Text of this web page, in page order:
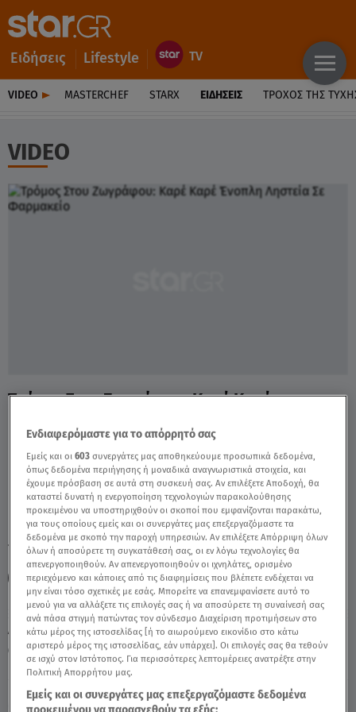
Ειδήσεις Lifestyle
VIDEO MASTERCHEF STARX ΕΙΔΉΣΕΙΣ ΤΡΟΧΌΣ ΤΗΣ
VIDEO
Δευτέρα 10 Αυγούστου 2026
25.02.25, 23:08
ΕΛΛΑΔΑ
Πηγή: Δελτίο Ειδήσεων STAR
Τρόμος Στου Ζωγράφου: Καρέ Καρέ
TAGS: ΔΕΛΤΙΟ ΕΙΔΗΣΕΩΝ STAR ΖΩΓΡΑΦΟΥ ΦΑΡΜΑΚΕΙΟ
ΕΓΚΛΗΜΑΤΙΚΟΤΗΤΑ
Ενδιαφερόμαστε για το απόρρητό σας
Εμείς και οι603 συνεργάτες μας αποθηκεύουμε προσωπικά δεδομένα,
όπως δεδομένα περιήγησης ή μοναδικά αναγνωριστικά στοιχεία, και
έχουμε πρόσβαση σε αυτά στη συσκευή σας. Αν επιλέξετε Αποδοχή, θα
καταστεί δυνατή η ενεργοποίηση τεχνολογιών παρακολούθησης
προκειμένου να υποστηριχθούν οι σκοποί που εμφανίζονται παρακάτω,
για τους οποίους εμείς και οι συνεργάτες μας επεξεργαζόμαστε τα
δεδομένα με σκοπό την παροχή υπηρεσιών. Αν επιλέξετε Απόρριψη όλων
όλων ή αποσύρετε τη συγκατάθεσή σας, οι εν λόγω τεχνολογίες θα
απενεργοποιηθούν. Αν απενεργοποιηθούν οι ιχνηλάτες, ορισμένο
περιεχόμενο και κάποιες από τις διαφημίσεις που βλέπετε ενδέχεται να
μην είναι τόσο σχετικές με εσάς. Μπορείτε να επανεμφανίσετε αυτό το
μενού για να αλλάξετε τις επιλογές σας ή να αποσύρετε τη συναίνεσή σας
ανά πάσα στιγμή πατώντας τον σύνδεσμο Διαχείριση προτιμήσεων στο
κάτω μέρος της ιστοσελίδας [ή το αιωρούμενο εικονίδιο στο κάτω
αριστερό μέρος της ιστοσελίδας, εάν υπάρχει]. Οι επιλογές σας θα τεθούν
σε ισχύ στον Ιστότοπος. Για περισσότερες λεπτομέρειες ανατρέξτε στην
Πολιτική Απορρήτου μας.
Εμείς και οι συνεργάτες μας επεξεργαζόμαστε δεδομένα